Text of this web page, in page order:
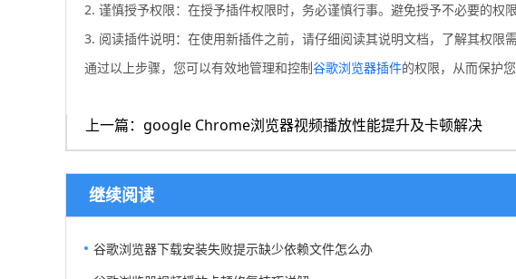
2. 谨慎授予权限：在授予插件权限时，务必谨慎行事。避免授予不必要的权
3. 阅读插件说明：在使用新插件之前，请仔细阅读其说明文档，了解其权限
通过以上步骤，您可以有效地管理和控制谷歌浏览器插件的权限，从而保护
上一篇：google Chrome浏览器视频播放性能提升及卡顿解决
继续阅读
谷歌浏览器下载安装失败提示缺少依赖文件怎么办